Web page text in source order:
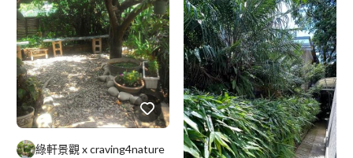
綠軒景觀 x craving4nature